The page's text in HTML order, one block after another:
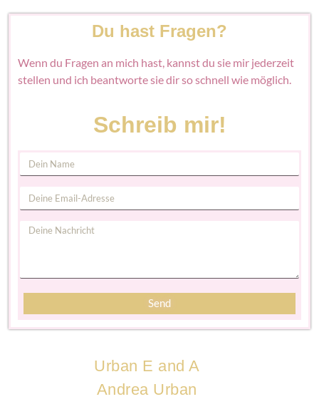
Du hast Fragen?
Wenn du Fragen an mich hast, kannst du sie mir jederzeit
stellen und ich beantworte sie dir so schnell wie möglich.
Schreib mir!
Send
Urban E and A
Andrea Urban